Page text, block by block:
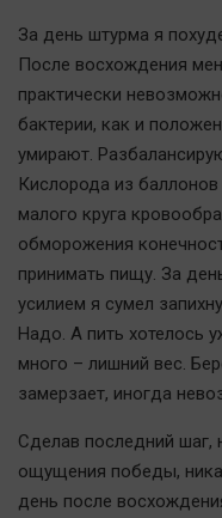
За день штурма я
После восхождения
практически
бактерии, как и
умирают.
Кислорода из
малого круга
обморожения
принимать пищу. За
усилием я сумел
Надо. А пить хотелось
много – лишний вес.
замерзает, иногда
Сделав последний шаг,
ощущения победы,
день после